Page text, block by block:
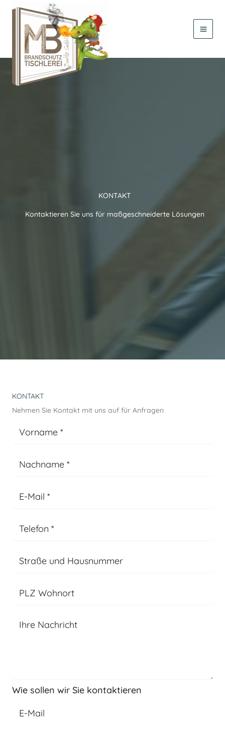
springen
KONTAKT
Kontaktieren Sie uns für maßgeschneiderte Lösungen
KONTAKT
Nehmen Sie Kontakt mit uns auf für Anfragen
Wie sollen wir Sie kontaktieren
E-Mail